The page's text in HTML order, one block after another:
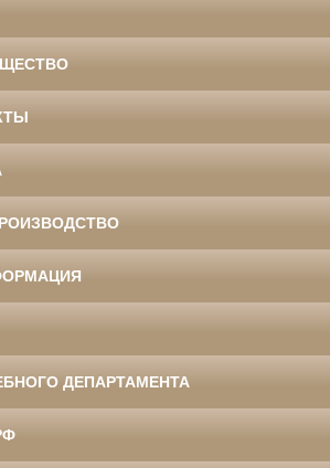
ДЕПАРТАМЕНТА